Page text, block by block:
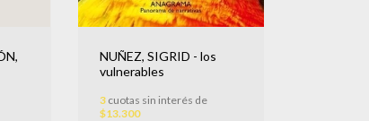
NUÑEZ, SIGRID - los
vulnerables
3cuotas sin interés de
$13.300